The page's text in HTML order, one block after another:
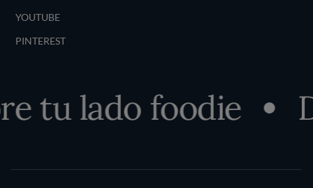
YOUTUBE
PINTEREST
tu lado foodie